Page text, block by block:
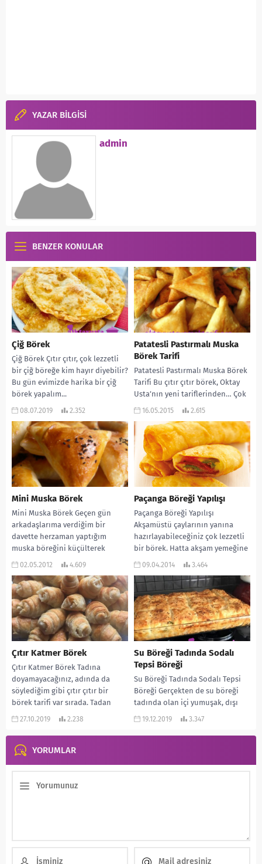
YAZAR BİLGİSİ
admin
BENZER KONULAR
Çiğ Börek
Çiğ Börek Çıtır çıtır, çok lezzetli
bir çiğ böreğe kim hayır diyebilir?
Bu gün evimizde harika bir çiğ
börek yapalım...
08.07.2019 2.352
Patatesli Pastırmalı Muska
Börek Tarifi
Patatesli Pastırmalı Muska Börek
Tarifi Bu çıtır çıtır börek, Oktay
Usta’nın yeni tariflerinden… Çok
lezzetli oluyor ve yapılışı çok
16.05.2015 2.615
Mini Muska Börek
Mini Muska Börek Geçen gün
arkadaşlarıma verdiğim bir
davette herzaman yaptığım
muska böreğini küçülterek
verdim. Akadaşlarım çok
02.05.2012 4.609
Paçanga Böreği Yapılışı
Paçanga Böreği Yapılışı
Akşamüstü çaylarının yanına
hazırlayabileceğiniz çok lezzetli
bir börek. Hatta akşam yemeğine
davet ettiğiniz dostlarınıza da
09.04.2014 3.464
Çıtır Katmer Börek
Çıtır Katmer Börek Tadına
doyamayacağınız, adında da
söylediğim gibi çıtır çıtır bir
börek tarifi var sırada. Tadan
herkes mutlaka tarifini...
27.10.2019 2.238
Su Böreği Tadında Sodalı
Tepsi Böreği
Su Böreği Tadında Sodalı Tepsi
Böreği Gerçekten de su böreği
tadında olan içi yumuşak, dışı
çıtır bir börek tarifi var...
19.12.2019 3.347
YORUMLAR